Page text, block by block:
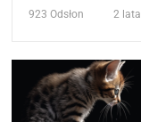
923 Odsłon 2